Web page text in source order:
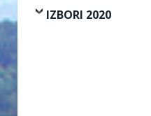
IZBORI 2020